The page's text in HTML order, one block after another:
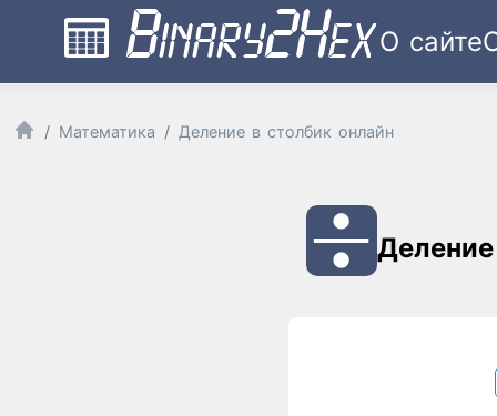
О сайте
Математика Деление в столбик онлайн